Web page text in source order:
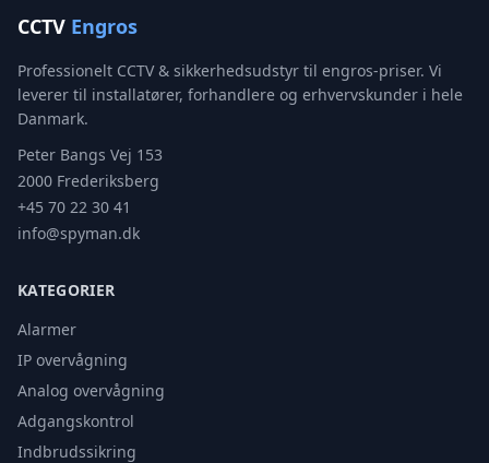
CCTV Engros
Professionelt CCTV & sikkerhedsudstyr til engros-priser. Vi
leverer til installatører, forhandlere og erhvervskunder i hele
Danmark.
Peter Bangs Vej 153
2000 Frederiksberg
+45 70 22 30 41
info@spyman.dk
KATEGORIER
Alarmer
IP overvågning
Analog overvågning
Adgangskontrol
Indbrudssikring